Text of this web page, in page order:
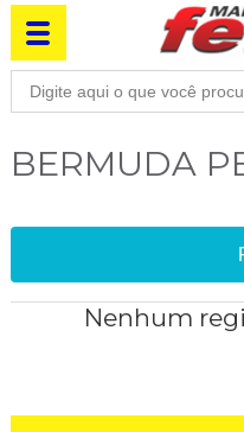
BERMUDA
Nenhum